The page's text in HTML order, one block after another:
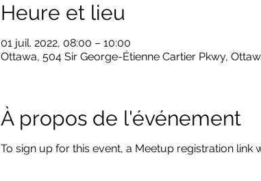
Heure et lieu
01 juil. 2022, 08:00 – 10:00
Ottawa, 504 Sir George-Étienne Cartier Pkwy,
À propos de l'événement
To sign up for this event, a Meetup registration